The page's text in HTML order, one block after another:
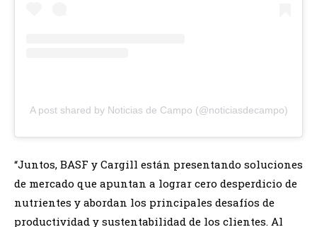
A post shared by Noticias de Campo (@noticiasdecampo)
“Juntos, BASF y Cargill están presentando soluciones
de mercado que apuntan a lograr cero desperdicio de
nutrientes y abordan los principales desafíos de
productividad y sustentabilidad de los clientes. Al